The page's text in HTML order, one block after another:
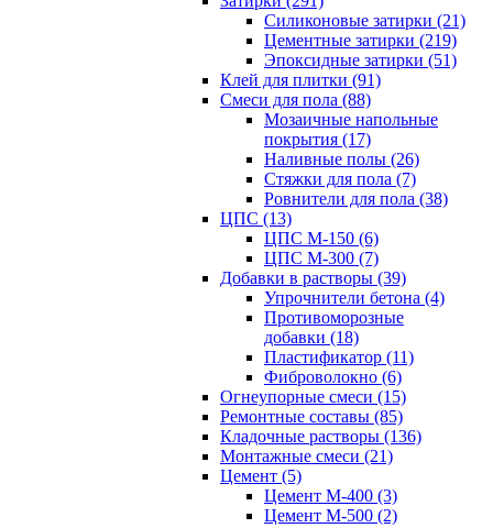
Силиконовые затирки (21)
Цементные затирки (219)
Эпоксидные затирки (51)
Клей для плитки (91)
Смеси для пола (88)
Мозаичные напольные
покрытия (17)
Наливные полы (26)
Стяжки для пола (7)
Ровнители для пола (38)
ЦПС (13)
ЦПС М-150 (6)
ЦПС М-300 (7)
Добавки в растворы (39)
Упрочнители бетона (4)
Противоморозные
добавки (18)
Пластификатор (11)
Фиброволокно (6)
Огнеупорные смеси (15)
Ремонтные составы (85)
Кладочные растворы (136)
Монтажные смеси (21)
Цемент (5)
Цемент М-400 (3)
Цемент М-500 (2)